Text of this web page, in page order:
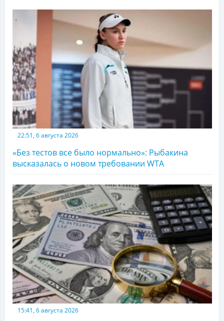
22:51, 6 августа 2026
«Без тестов все было нормально»: Рыбакина
высказалась о новом требовании WTA
15:41, 6 августа 2026